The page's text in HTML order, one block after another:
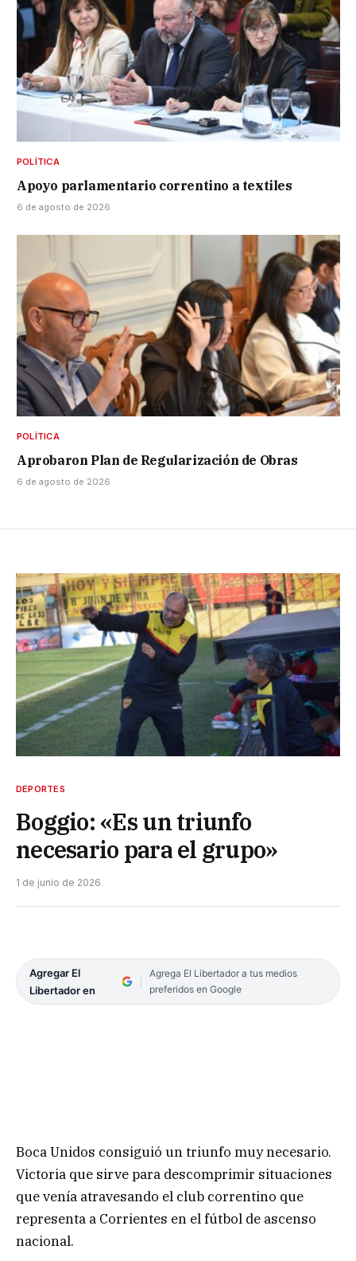
POLÍTICA
Apoyo parlamentario correntino a textiles
6 de agosto de 2026
POLÍTICA
Aprobaron Plan de Regularización de Obras
6 de agosto de 2026
DEPORTES
Boggio: «Es un triunfo
necesario para el grupo»
1 de junio de 2026
Agregar El
Libertador en
Agrega El Libertador a tus medios
preferidos en Google
Boca Unidos consiguió un triunfo muy necesario.
Victoria que sirve para descomprimir situaciones
que venía atravesando el club correntino que
representa a Corrientes en el fútbol de ascenso
nacional.